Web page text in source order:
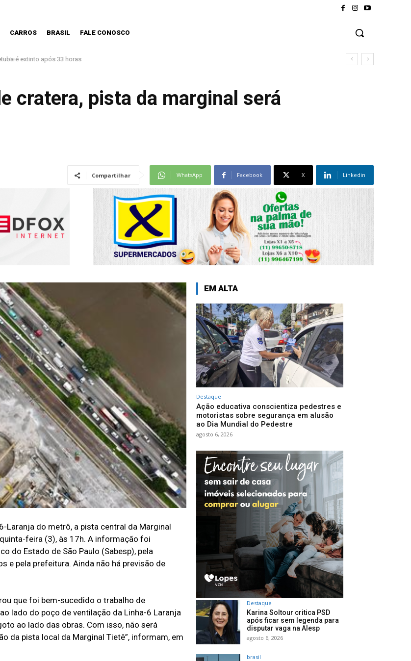
CARROS BRASIL FALE CONOSCO
é extinto após 33 horas
cratera, pista da marginal será
Compartilhar WhatsApp Facebook X Linkedin
Laranja do metrô, a pista central da Marginal
feira (3), às 17h. A informação foi
do Estado de São Paulo (Sabesp), pela
e pela prefeitura. Ainda não há previsão de
que foi bem-sucedido o trabalho de
lado do poço de ventilação da Linha-6 Laranja
ao lado das obras. Com isso, não será
da pista local da Marginal Tietê”, informam, em
EM ALTA
Destaque
Ação educativa conscientiza pedestres e
motoristas sobre segurança em alusão
ao Dia Mundial do Pedestre
agosto 6, 2026
Destaque
Karina Soltour critica PSD
após ficar sem legenda para
disputar vaga na Alesp
agosto 6, 2026
brasil